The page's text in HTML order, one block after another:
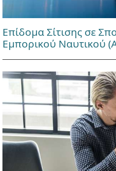
Επίδομα Σίτισης σε
Εμπορικού Ναυτικού